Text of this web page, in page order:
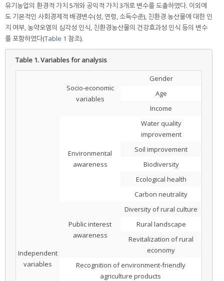
유기농업의 환경적 가치 5개와 공익적 가치 3개로 변수를 도출하였다. 이외에
도 기본적인 사회경제적 배경변수(성, 연령, 소득수준), 친환경 농산물에 대한 인
지 여부, 농약오염의 심각성 인식, 친환경농산물의 건강효과성 인식 등의 변수
를 포함하였다(Table 1 참조).
Table 1.Variables for analysis
Independent
variables
Socio-economic
variables
Gender
Age
Income
Environmental
awareness
Water quality
improvement
Soil improvement
Biodiversity
Ecological health
Carbon neutrality
Public interest
awareness
Diversity of rural culture
Rural landscape
Revitalization of rural
economy
Recognition of environment-friendly
agriculture products